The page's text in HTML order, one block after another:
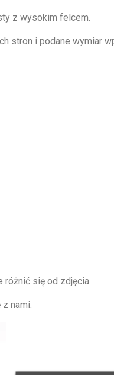
z wysokim felcem.
stron i podane wymiar
się od zdjęcia.
nami.